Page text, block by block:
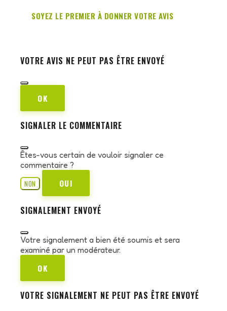
SOYEZ LE PREMIER À DONNER VOTRE AVIS
VOTRE AVIS NE PEUT PAS ÊTRE ENVOYÉ
OK
SIGNALER LE COMMENTAIRE
Êtes-vous certain de vouloir signaler ce
commentaire ?
NON
OUI
SIGNALEMENT ENVOYÉ
Votre signalement a bien été soumis et sera
examiné par un modérateur.
OK
VOTRE SIGNALEMENT NE PEUT PAS ÊTRE ENVOYÉ